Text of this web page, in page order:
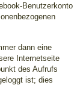
Benutzerkonto
dann eine
Internetseite
des Aufrufs
ist; dies